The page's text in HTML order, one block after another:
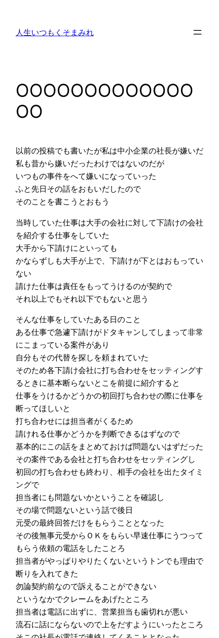
人生いつもくそまみれ
OOOOOOOOOOOOO
OO
以前の投稿でも書いたが私は中小企業の社長が嫌いだ
私も昔から嫌いだったわけではないのだが
いつもの事件をへて嫌いになっていった
ふと先日その話をおもいだしたので
そのことを書こうとおもう
当時していた仕事は大手の会社に対して下請けの会社
を紹介する仕事をしていた
大手から下請けにといっても
かならずしも大手が上で、下請けが下とはおもってい
ない
請けた仕事は責任をもってうけるのが契約で
それ以上でもそれ以下でもないと思う
そんな仕事をしていたある日のこと
ある仕事で急遽下請けがドタキャンしてしまって非常
にこまっている案件があり
自分もその代替を探しを頼まれていた
そのため各下請け会社に打ち合わせをセッティングす
るときに基本断らないとこを前提に紹介すると
仕事をうけるかどうかの初回打ち合わせの際に仕事を
断ってほしいと
打ち合わせには担当者がくるため
請けれる仕事かどうかを判断できるはずなので
基本的にこの話をまとめておけば問題ないはずだった
その案件である会社と打ち合わせをセッティングし
初回の打ち合わせも終わり、相手の会社を出たタイミ
ングで
担当者にも問題ないかということを確認し
その場で問題ないという話で後日
元受の最終回答だけをもらうこととなった
その後無事元受からＯＫをもらい早速仕事にうつって
もらう依頼の電話をしたことろ
担当者がやっぱりやりたくないというトンでも理由で
断りを入れてきた
勿論契約前なので訴えることができない
というなかでクレームをあげたところ
担当者は電話に出ずに、営業担当も歯切れが悪い
流石に話にならないので上をだすようにいったところ